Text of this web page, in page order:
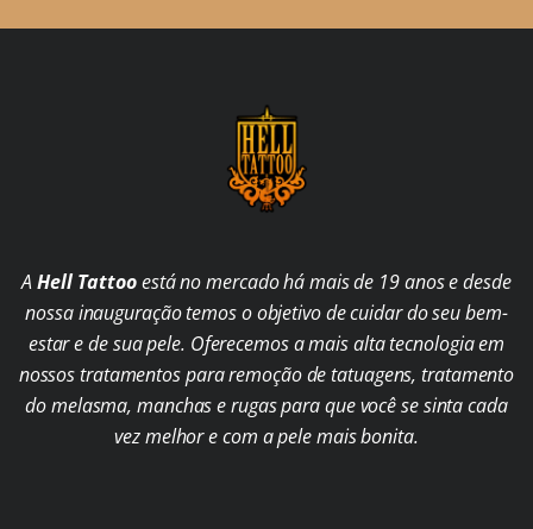
AHell Tattooestá no mercado há mais de 19 anos e desde
nossa inauguração temos o objetivo de cuidar do seu bem-
estar e de sua pele. Oferecemos a mais alta tecnologia em
nossos tratamentos para remoção de tatuagens, tratamento
do melasma, manchas e rugas para que você se sinta cada
vez melhor e com a pele mais bonita.